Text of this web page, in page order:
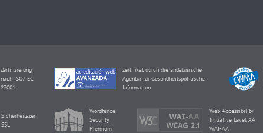
Zertifizierung
nach ISO/IEC
27001
Zertifikat durch die andalusische
Agentur für Gesundheitspolitische
Information
Sicherheitszertifikat
SSL
Wordfence
Security
Premium
Web Accessibility
Initiative Level AA
WAI-AA